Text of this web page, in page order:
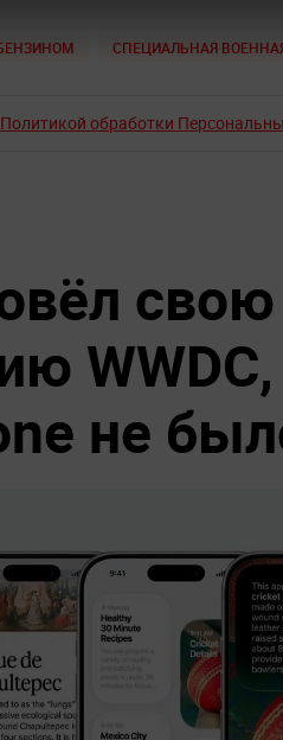
СПЕЦИАЛЬНАЯ
Политикой обработки
не